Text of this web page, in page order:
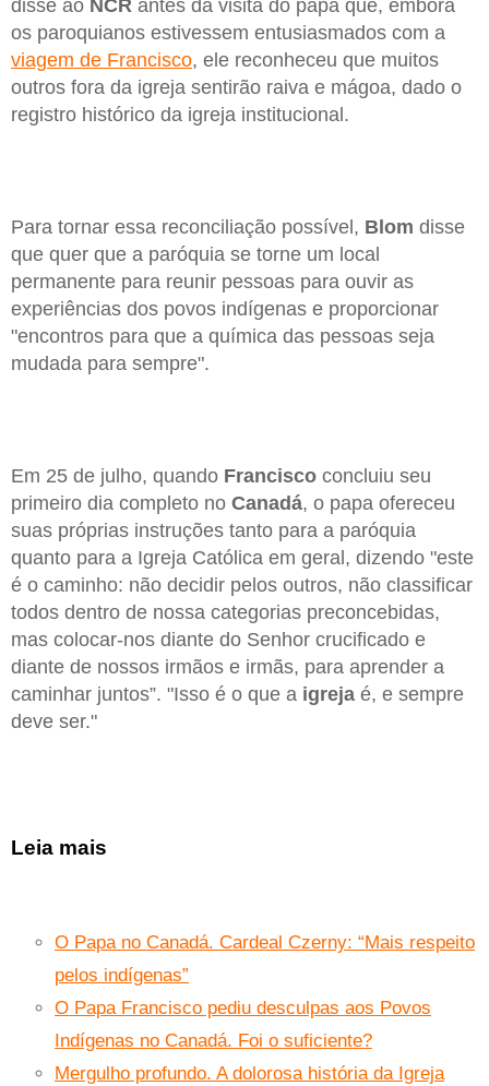
disse ao NCR antes da visita do papa que, embora
os paroquianos estivessem entusiasmados com a
viagem de Francisco, ele reconheceu que muitos
outros fora da igreja sentirão raiva e mágoa, dado o
registro histórico da igreja institucional.
Para tornar essa reconciliação possível, Blom disse
que quer que a paróquia se torne um local
permanente para reunir pessoas para ouvir as
experiências dos povos indígenas e proporcionar
"encontros para que a química das pessoas seja
mudada para sempre".
Em 25 de julho, quando Francisco concluiu seu
primeiro dia completo no Canadá, o papa ofereceu
suas próprias instruções tanto para a paróquia
quanto para a Igreja Católica em geral, dizendo "este
é o caminho: não decidir pelos outros, não classificar
todos dentro de nossa categorias preconcebidas,
mas colocar-nos diante do Senhor crucificado e
diante de nossos irmãos e irmãs, para aprender a
caminhar juntos”. "Isso é o que a igreja é, e sempre
deve ser."
Leia mais
O Papa no Canadá. Cardeal Czerny: “Mais respeito
pelos indígenas”
O Papa Francisco pediu desculpas aos Povos
Indígenas no Canadá. Foi o suficiente?
Mergulho profundo. A dolorosa história da Igreja